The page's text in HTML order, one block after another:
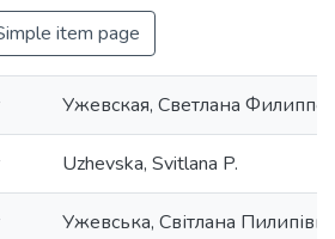
item page
Ужевская, Светлана
Uzhevska, Svitlana P.
Ужевська, Світлана Пилипівна